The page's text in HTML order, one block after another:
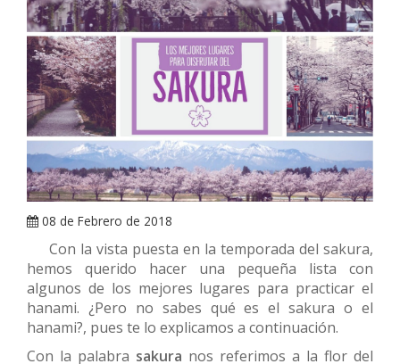
08 de Febrero de 2018
Con la vista puesta en la temporada del sakura,
hemos querido hacer una pequeña lista con
algunos de los mejores lugares para practicar el
hanami. ¿Pero no sabes qué es el sakura o el
hanami?, pues te lo explicamos a continuación.
Con la palabra sakura nos referimos a la flor del
ARRAY